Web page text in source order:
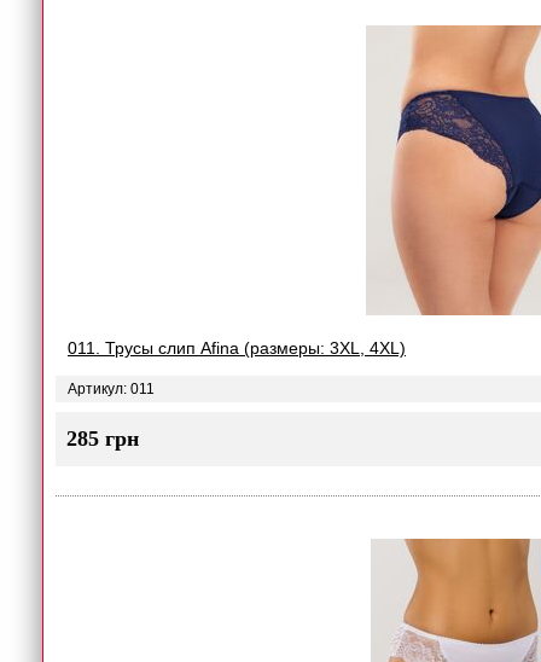
011. Трусы слип Afina (размеры: 3XL, 4XL)
Артикул: 011
285 грн